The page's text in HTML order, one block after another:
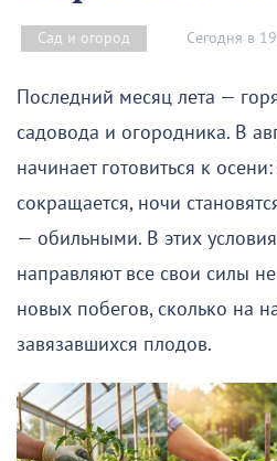
Сад и огород Сегодня в
Последний месяц лета —
садовода и огородника. В
начинает готовиться к
сокращается, ночи
— обильными. В этих
направляют все свои силы
новых побегов, сколько на
завязавшихся плодов.